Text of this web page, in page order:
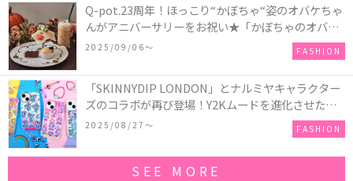
Q-pot.23周年！ほっこり“かぼちゃ“姿のオバケちゃ
んがアニバーサリーをお祝い★「かぼちゃのオバケ
ーキアクセサリー」が新発売！Q-pot CAFE.では
「かぼちゃのオバケーキプレート」も登場
2025/09/06〜 FASHION
「SKINNYDIP LONDON」とナルミヤキャラクター
ズのコラボが再び登場！Y2Kムードを進化させた新
作コレクションを発売♪
2025/08/27〜 FASHION
SEE MORE